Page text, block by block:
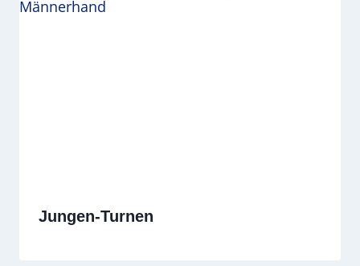
Jungen-Turnen